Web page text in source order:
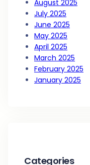
August 2025
July 2025
June 2025
May 2025
April 2025
March 2025
February 2025
January 2025
Categories